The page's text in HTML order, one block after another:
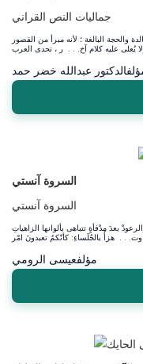
جماليات النص القراني
والحجة البالغة ؛ لأنه مبرأ من القصور
الدكتور عبدالله خضر حمد
السروة آنستي
السروة آنستي
بعدَ مدْفأةٍ تتباهى بألوانها الزاهياتِ
مؤلفعيسى الرومي